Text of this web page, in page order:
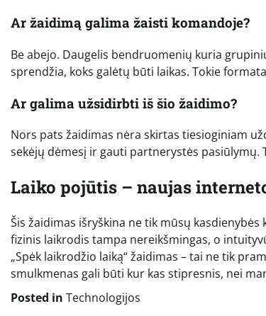
Ar žaidimą galima žaisti komandoje?
Be abejo. Daugelis bendruomenių kuria
sprendžia, koks galėtų būti laikas. Tokie
Ar galima užsidirbti iš šio žaidimo?
Nors pats žaidimas nėra skirtas tiesioginiam
sekėjų dėmesį ir gauti partnerystės
Laiko pojūtis – naujas
Šis žaidimas išryškina ne tik mūsų
fizinis laikrodis tampa nereikšmingas, o
„Spėk laikrodžio laiką“ žaidimas – tai ne tik
smulkmenas gali būti kur kas stipresnis, nei
Posted in Technologijos